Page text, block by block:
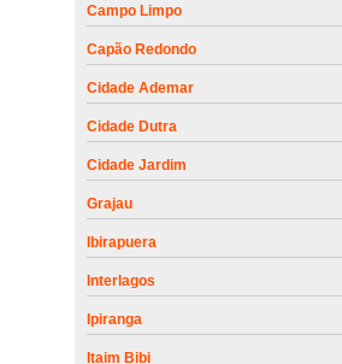
Campo Limpo
Capão Redondo
Cidade Ademar
Cidade Dutra
Cidade Jardim
Grajau
Ibirapuera
Interlagos
Ipiranga
Itaim Bibi